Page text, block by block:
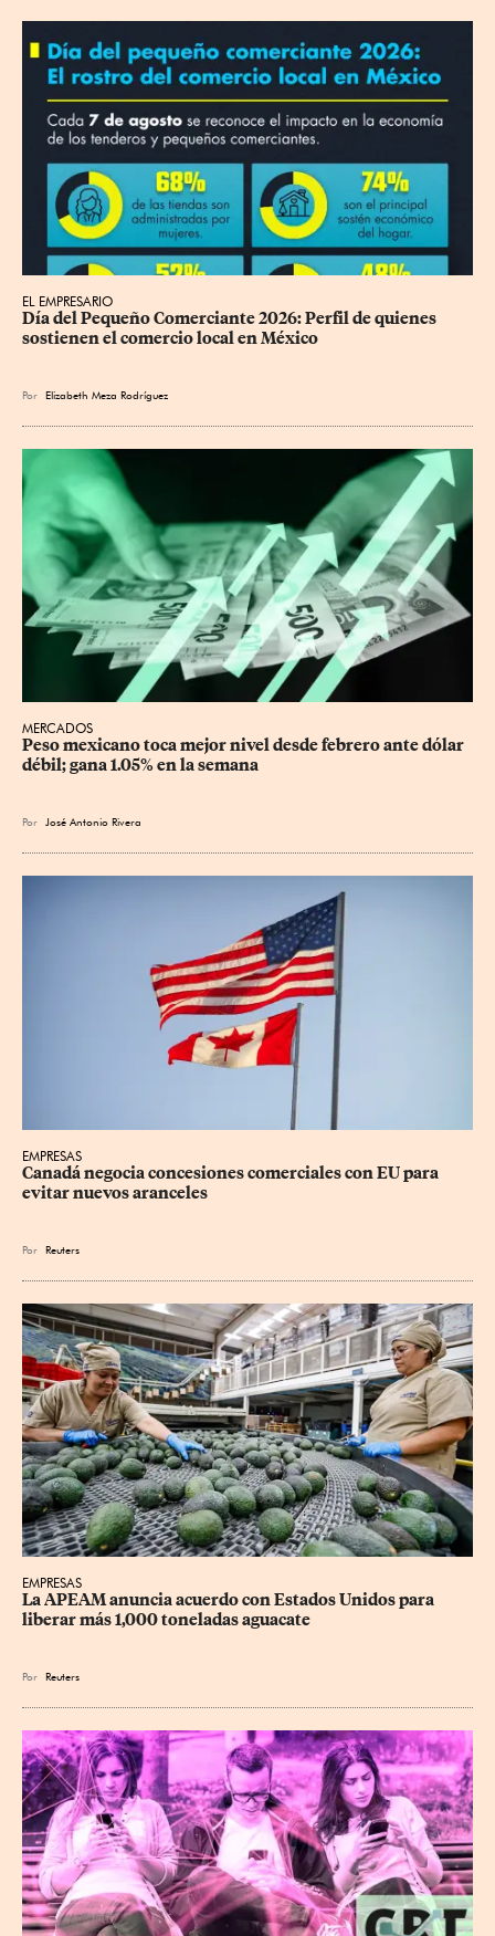
EL EMPRESARIO
Día del Pequeño Comerciante 2026: Perfil de quienes
sostienen el comercio local en México
Por Elizabeth Meza Rodríguez
MERCADOS
Peso mexicano toca mejor nivel desde febrero ante dólar
débil; gana 1.05% en la semana
Por José Antonio Rivera
EMPRESAS
Canadá negocia concesiones comerciales con EU para
evitar nuevos aranceles
Por Reuters
EMPRESAS
La APEAM anuncia acuerdo con Estados Unidos para
liberar más 1,000 toneladas aguacate
Por Reuters